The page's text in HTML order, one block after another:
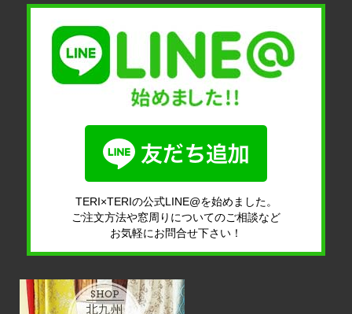
TERI×TERIの公式LINE@を始めました。
ご注文方法や窓周りについてのご相談など
お気軽にお問合せ下さい！